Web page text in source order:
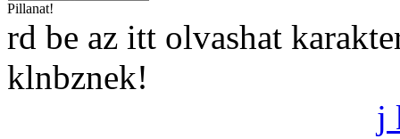
Pillanat!
rd be az itt olvashat
klnbznek!
j